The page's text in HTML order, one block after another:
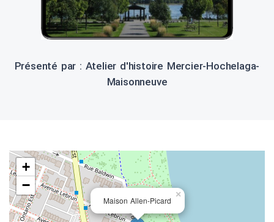
Présenté par : Atelier d'histoire Mercier-Hochelaga-
Maisonneuve
Maison Allen-Picard
×
+
−